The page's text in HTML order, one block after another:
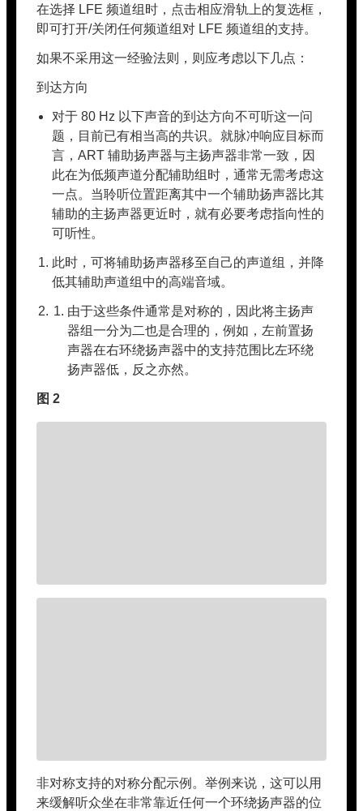
在选择 LFE 频道组时，点击相应滑轨上的复选框，
即可打开/关闭任何频道组对 LFE 频道组的支持。
如果不采用这一经验法则，则应考虑以下几点：
到达方向
对于 80 Hz 以下声音的到达方向不可听这一问
题，目前已有相当高的共识。就脉冲响应目标而
言，ART 辅助扬声器与主扬声器非常一致，因
此在为低频声道分配辅助组时，通常无需考虑这
一点。当聆听位置距离其中一个辅助扬声器比其
辅助的主扬声器更近时，就有必要考虑指向性的
可听性。
此时，可将辅助扬声器移至自己的声道组，并降
低其辅助声道组中的高端音域。
由于这些条件通常是对称的，因此将主扬声
器组一分为二也是合理的，例如，左前置扬
声器在右环绕扬声器中的支持范围比左环绕
扬声器低，反之亦然。
图 2
非对称支持的对称分配示例。举例来说，这可以用
来缓解听众坐在非常靠近任何一个环绕扬声器的位